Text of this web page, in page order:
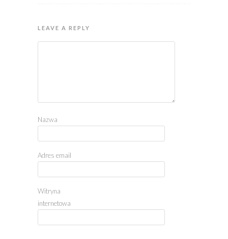
LEAVE A REPLY
Nazwa
Adres email
Witryna
internetowa